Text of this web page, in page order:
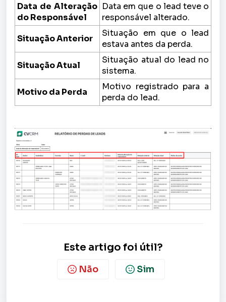
Data de Alteração
do Responsável
Data em que o lead teve o
responsável alterado.
Situação Anterior
Situação em que o lead
estava antes da perda.
Situação Atual
Situação atual do lead no
sistema.
Motivo da Perda
Motivo registrado para a
perda do lead.
Este artigo foi útil?
Não Sim